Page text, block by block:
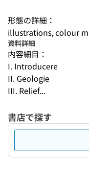
形態の詳細：
illustrations, colour
資料詳細
内容細目：
I. Introducere
II. Geologie
III. Relief...
書店で探す